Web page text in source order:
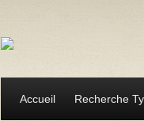
Accueil Recherche